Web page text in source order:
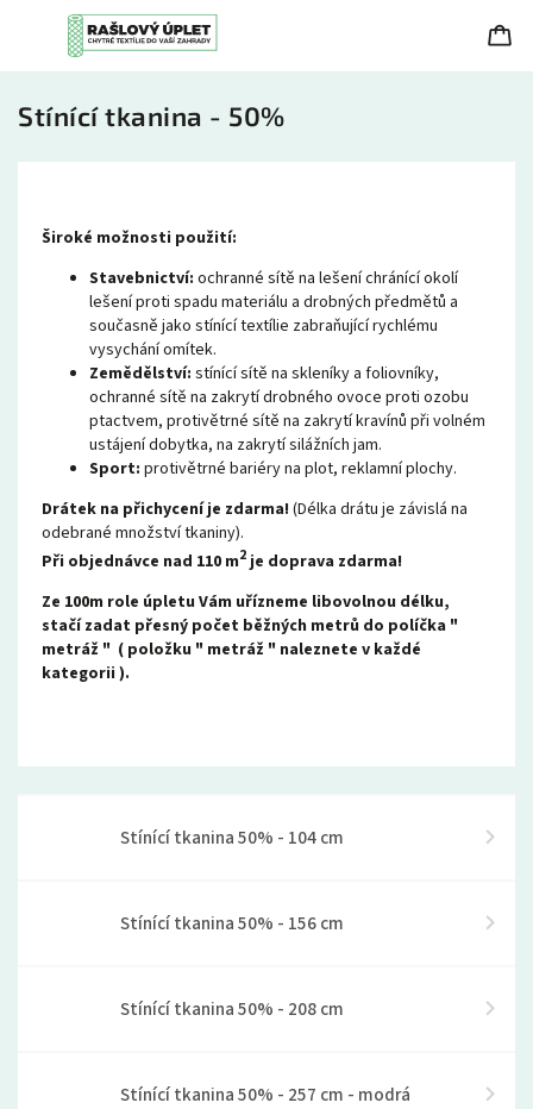
Stínící tkanina - 50%
Široké možnosti použití:
Stavebnictví: ochranné sítě na lešení chránící okolí
lešení proti spadu materiálu a drobných předmětů a
současně jako stínící textílie zabraňující rychlému
vysychání omítek.
Zemědělství: stínící sítě na skleníky a foliovníky,
ochranné sítě na zakrytí drobného ovoce proti ozobu
ptactvem, protivětrné sítě na zakrytí kravínů při volném
ustájení dobytka, na zakrytí silážních jam.
Sport: protivětrné bariéry na plot, reklamní plochy.
Drátek na přichycení je zdarma! (Délka drátu je závislá na
odebrané množství tkaniny).
Při objednávce nad 110 m2 je doprava zdarma!
Ze 100m role úpletu Vám uřízneme libovolnou délku,
stačí zadat přesný počet běžných metrů do políčka "
metráž " ( položku " metráž " naleznete v každé
kategorii ).
Stínící tkanina 50% - 104 cm
Stínící tkanina 50% - 156 cm
Stínící tkanina 50% - 208 cm
Stínící tkanina 50% - 257 cm - modrá